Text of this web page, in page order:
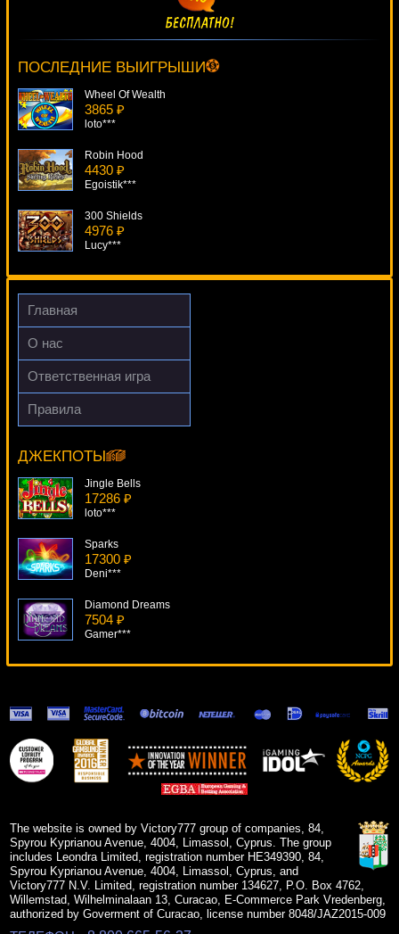
ПОСЛЕДНИЕ ВЫИГРЫШИ
verkhovod***
Wheel Of Wealth
3865 ₽
loto***
Robin Hood
4430 ₽
Egoistik***
300 Shields
4976 ₽
Lucy***
Bust The Bank
1147 ₽
number***
Главная
О нас
Ответственная игра
Правила
ДЖЕКПОТЫ
The Three Musketeers
Deni***
Jingle Bells
17286 ₽
loto***
Sparks
17300 ₽
Deni***
Diamond Dreams
7504 ₽
Gamer***
Call Of The Colosseum
17732 ₽
DenisVS***
Family Guy
The website is owned by Victory777 group of companies, 84,
Spyrou Kyprianou Avenue, 4004, Limassol, Cyprus. The group
includes Leondra Limited, registration number HE349390, 84,
Spyrou Kyprianou Avenue, 4004, Limassol, Cyprus, and
Victory777 N.V. Limited, registration number 134627, P.O. Box 4762,
Willemstad, Wilhelminalaan 13, Curacao, E-Commerce Park Vredenberg,
authorized by Goverment of Curacao, license number 8048/JAZ2015-009